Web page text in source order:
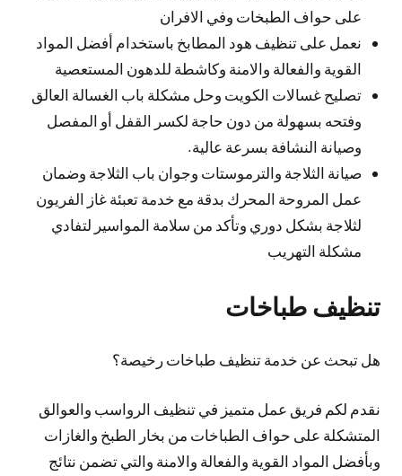
على حواف الطبخات وفي الافران
نعمل على تنظيف هود المطابخ باستخدام أفضل المواد
القوية والفعالة والامنة وكاشطة للدهون المستعصية
تصليح غسالات الكويت وحل مشكلة باب الغسالة العالق
وفتحه بسهولة من دون حاجة لكسر القفل أو المفصل
وصيانة النشافة بسرعة عالية.
صيانة الثلاجة والترموستات وجوان باب الثلاجة وضمان
عمل المروحة المحرك بدقة مع خدمة تعبئة غاز الفريون
لثلاجة بشكل دوري وتأكد من سلامة المواسير لتفادي
مشكلة التهريب
تنظيف طباخات
هل تبحث عن خدمة تنظيف طباخات رخيصة؟
نقدم لكم فريق عمل متميز في تنظيف الرواسب والعوالق
المتشكلة على حواف الطباخات من بخار الطبخ والغازات
وبأفضل المواد القوية والفعالة والامنة والتي تضمن نتائج